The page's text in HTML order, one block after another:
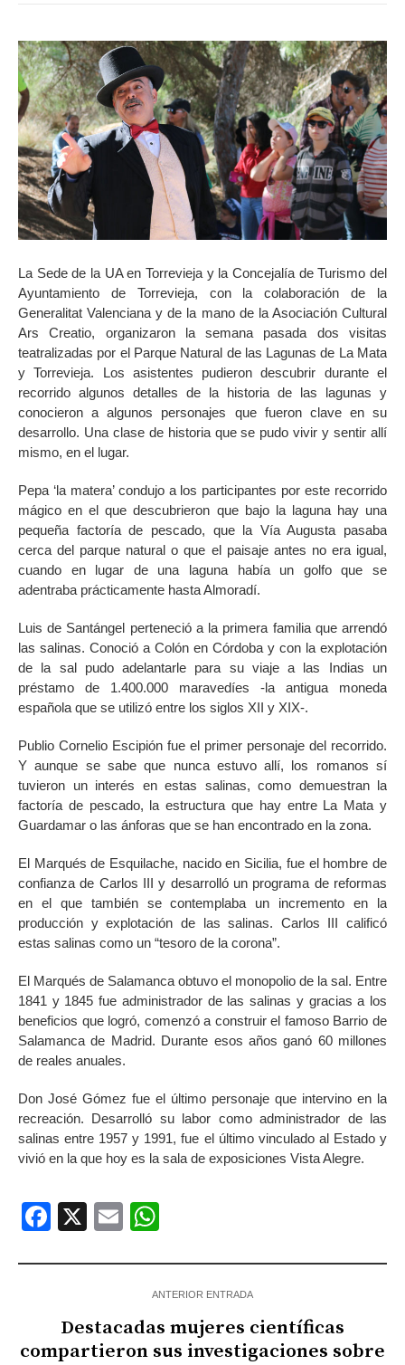
La Sede de la UA en Torrevieja y la Concejalía de Turismo del
Ayuntamiento de Torrevieja, con la colaboración de la
Generalitat Valenciana y de la mano de la Asociación Cultural
Ars Creatio, organizaron la semana pasada dos visitas
teatralizadas por el Parque Natural de las Lagunas de La Mata
y Torrevieja. Los asistentes pudieron descubrir durante el
recorrido algunos detalles de la historia de las lagunas y
conocieron a algunos personajes que fueron clave en su
desarrollo. Una clase de historia que se pudo vivir y sentir allí
mismo, en el lugar.
Pepa ‘la matera’ condujo a los participantes por este recorrido
mágico en el que descubrieron que bajo la laguna hay una
pequeña factoría de pescado, que la Vía Augusta pasaba
cerca del parque natural o que el paisaje antes no era igual,
cuando en lugar de una laguna había un golfo que se
adentraba prácticamente hasta Almoradí.
Luis de Santángel perteneció a la primera familia que arrendó
las salinas. Conoció a Colón en Córdoba y con la explotación
de la sal pudo adelantarle para su viaje a las Indias un
préstamo de 1.400.000 maravedíes -la antigua moneda
española que se utilizó entre los siglos XII y XIX-.
Publio Cornelio Escipión fue el primer personaje del recorrido.
Y aunque se sabe que nunca estuvo allí, los romanos sí
tuvieron un interés en estas salinas, como demuestran la
factoría de pescado, la estructura que hay entre La Mata y
Guardamar o las ánforas que se han encontrado en la zona.
El Marqués de Esquilache, nacido en Sicilia, fue el hombre de
confianza de Carlos III y desarrolló un programa de reformas
en el que también se contemplaba un incremento en la
producción y explotación de las salinas. Carlos III calificó
estas salinas como un “tesoro de la corona”.
El Marqués de Salamanca obtuvo el monopolio de la sal. Entre
1841 y 1845 fue administrador de las salinas y gracias a los
beneficios que logró, comenzó a construir el famoso Barrio de
Salamanca de Madrid. Durante esos años ganó 60 millones
de reales anuales.
Don José Gómez fue el último personaje que intervino en la
recreación. Desarrolló su labor como administrador de las
salinas entre 1957 y 1991, fue el último vinculado al Estado y
vivió en la que hoy es la sala de exposiciones Vista Alegre.
Facebook
X Email
ANTERIOR ENTRADA
Destacadas mujeres científicas
compartieron sus investigaciones sobre